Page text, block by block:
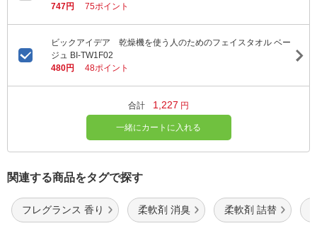
747円
75ポイント
ビックアイデア 乾燥機を使う人のためのフェイスタオル ベー
ジュ BI-TW1F02
480円
48ポイント
合計 1,227 円
一緒にカートに入れる
関連する商品をタグで探す
フレグランス 香り 柔軟剤 消臭 柔軟剤 詰替